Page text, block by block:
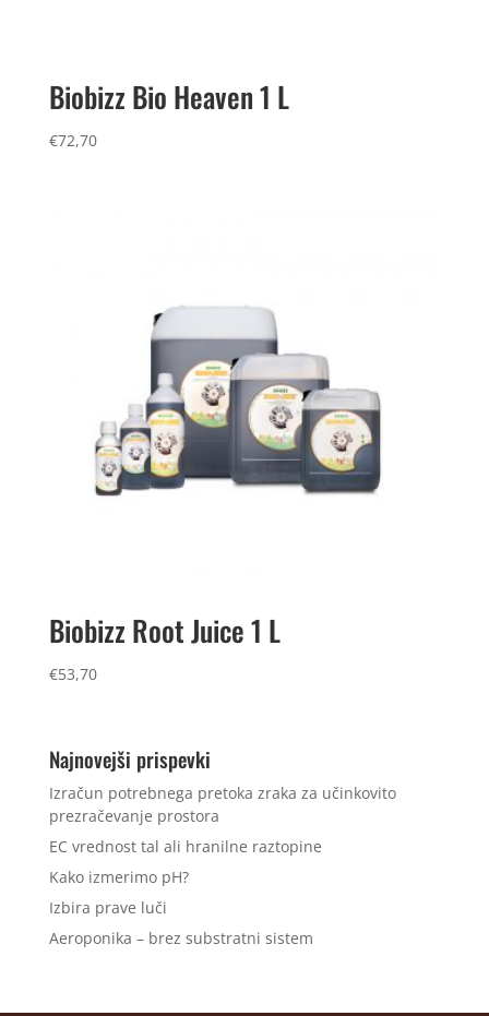
Biobizz Bio Heaven 1 L
€72,70
Biobizz Root Juice 1 L
€53,70
Najnovejši prispevki
Izračun potrebnega pretoka zraka za učinkovito
prezračevanje prostora
EC vrednost tal ali hranilne raztopine
Kako izmerimo pH?
Izbira prave luči
Aeroponika – brez substratni sistem